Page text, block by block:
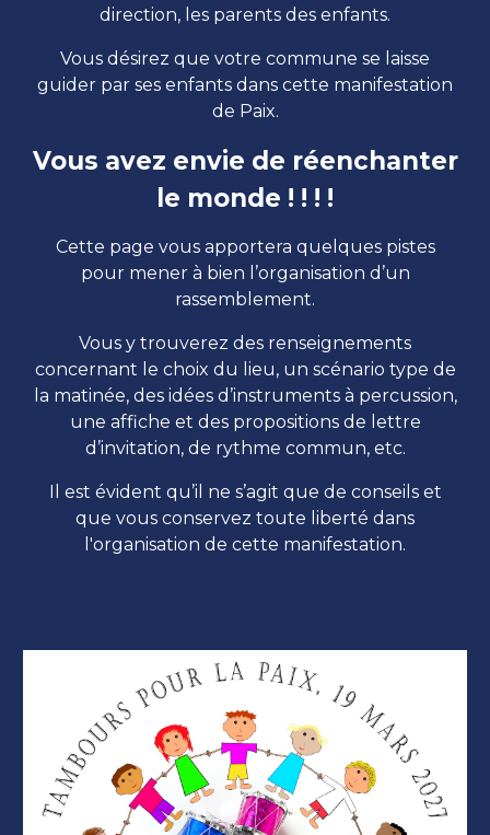
direction, les parents des enfants.
Vous désirez que votre commune se laisse
guider par ses enfants dans cette manifestation
de Paix.
Vous avez envie de réenchanter
le monde ! ! ! !
Cette page vous apportera quelques pistes
pour mener à bien l’organisation d’un
rassemblement.
Vous y trouverez des renseignements
concernant le choix du lieu, un scénario type de
la matinée, des idées d’instruments à percussion,
une affiche et des propositions de lettre
d’invitation, de rythme commun, etc.
Il est évident qu’il ne s’agit que de conseils et
que vous conservez toute liberté dans
l'organisation de cette manifestation.